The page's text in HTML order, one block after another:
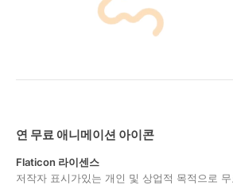
연 무료 애니메이션 아이콘
Flaticon 라이센스
저작자 표시가있는 개인 및 상업적 목적으로